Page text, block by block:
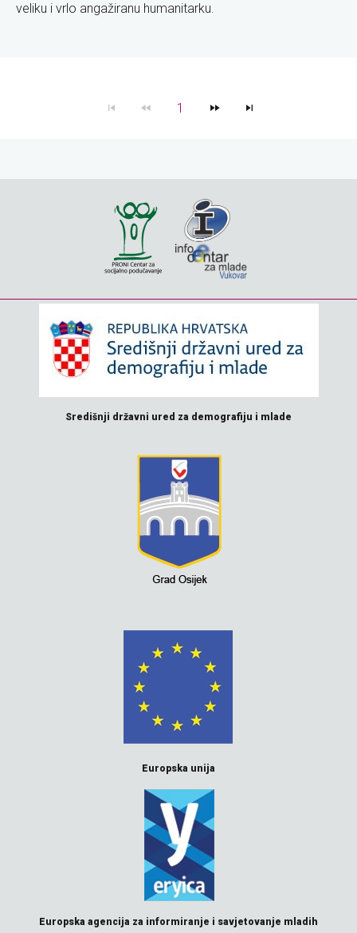
veliku i vrlo angažiranu humanitarku.
1
Središnji državni ured za demografiju i mlade
Europska unija
Europska agencija za informiranje i savjetovanje mladih